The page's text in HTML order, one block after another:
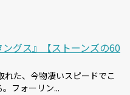
グス』【ストーンズの60
た、今物凄いスピードでこ
フォーリン...